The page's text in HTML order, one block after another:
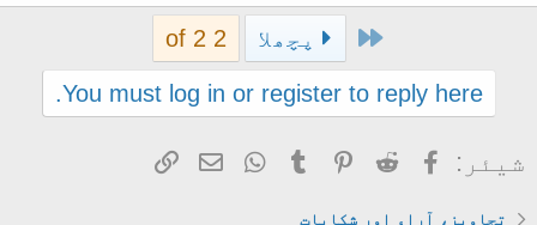
Firstپچھلا 2 of 2
You must log in or register to reply here.
شیئر: Facebook
Reddit
Pinterest
Tumblr
WhatsApp
ای میل
Link
تجاویز، آراء اور شکایات